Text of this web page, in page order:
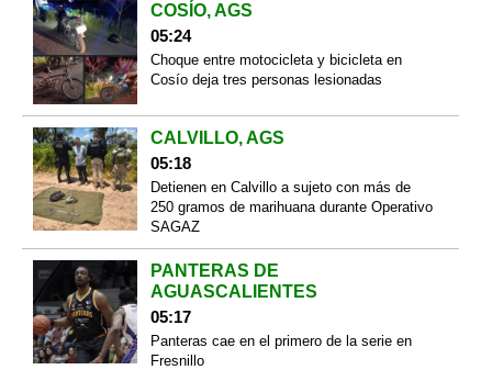
COSÍO, AGS
05:24
Choque entre motocicleta y bicicleta en
Cosío deja tres personas lesionadas
CALVILLO, AGS
05:18
Detienen en Calvillo a sujeto con más de
250 gramos de marihuana durante Operativo
SAGAZ
PANTERAS DE
AGUASCALIENTES
05:17
Panteras cae en el primero de la serie en
Fresnillo